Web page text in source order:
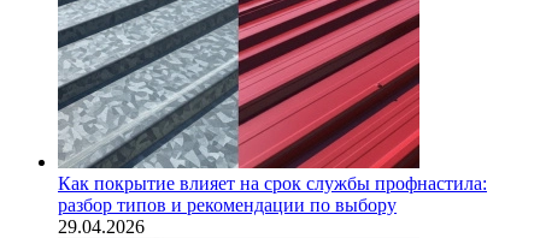
Как покрытие влияет на срок службы профнастила:
разбор типов и рекомендации по выбору
29.04.2026